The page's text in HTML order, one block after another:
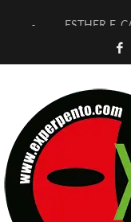
ESTHER F.
[TERRA
TIMBRE 4, LA
30 AÑOS (NO